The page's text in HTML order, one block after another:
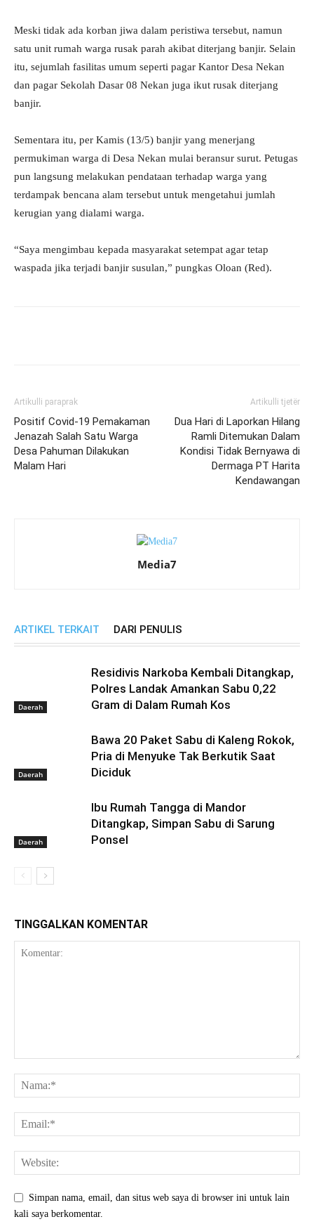
Meski tidak ada korban jiwa dalam peristiwa tersebut, namun
satu unit rumah warga rusak parah akibat diterjang banjir. Selain
itu, sejumlah fasilitas umum seperti pagar Kantor Desa Nekan
dan pagar Sekolah Dasar 08 Nekan juga ikut rusak diterjang
banjir.
Sementara itu, per Kamis (13/5) banjir yang menerjang
permukiman warga di Desa Nekan mulai beransur surut. Petugas
pun langsung melakukan pendataan terhadap warga yang
terdampak bencana alam tersebut untuk mengetahui jumlah
kerugian yang dialami warga.
“Saya mengimbau kepada masyarakat setempat agar tetap
waspada jika terjadi banjir susulan,” pungkas Oloan (Red).
Artikulli paraprak
Positif Covid-19 Pemakaman
Jenazah Salah Satu Warga
Desa Pahuman Dilakukan
Malam Hari
Artikulli tjetër
Dua Hari di Laporkan Hilang
Ramli Ditemukan Dalam
Kondisi Tidak Bernyawa di
Dermaga PT Harita
Kendawangan
Media7
ARTIKEL TERKAIT DARI PENULIS
Daerah
Residivis Narkoba Kembali Ditangkap,
Polres Landak Amankan Sabu 0,22
Gram di Dalam Rumah Kos
Daerah
Bawa 20 Paket Sabu di Kaleng Rokok,
Pria di Menyuke Tak Berkutik Saat
Diciduk
Daerah
Ibu Rumah Tangga di Mandor
Ditangkap, Simpan Sabu di Sarung
Ponsel
TINGGALKAN KOMENTAR
Simpan nama, email, dan situs web saya di browser ini untuk lain
kali saya berkomentar.